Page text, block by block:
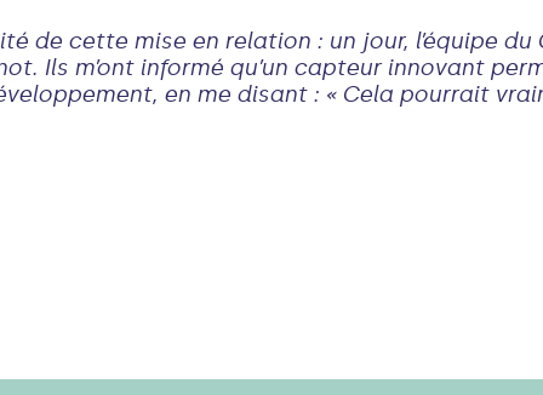
de cette mise en relation : un jour, l’équipe
Ils m’ont informé qu’un capteur innovant
en me disant : « Cela pourrait